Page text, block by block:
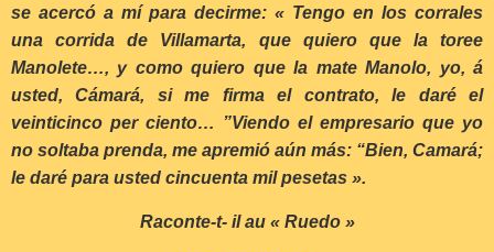
se acercó a mí para decirme: « Tengo en los corrales
una corrida de Villamarta, que quiero que la toree
Manolete…, y como quiero que la mate Manolo, yo, á
usted, Cámará, si me firma el contrato, le daré el
veinticinco per ciento… ”Viendo el empresario que yo
no soltaba prenda, me apremió aún más: “Bien, Camará;
le daré para usted cincuenta mil pesetas ».
Raconte-t- il au « Ruedo »